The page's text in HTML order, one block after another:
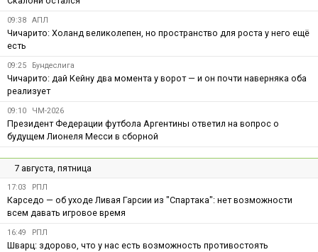
09:38 АПЛ
Чичарито: Холанд великолепен, но пространство для роста у него ещё
есть
09:25 Бундеслига
Чичарито: дай Кейну два момента у ворот — и он почти наверняка оба
реализует
09:10 ЧМ-2026
Президент Федерации футбола Аргентины ответил на вопрос о
будущем Лионеля Месси в сборной
7 августа, пятница
17:03 РПЛ
Карседо — об уходе Ливая Гарсии из "Спартака": нет возможности
всем давать игровое время
16:49 РПЛ
Шварц: здорово, что у нас есть возможность противостоять